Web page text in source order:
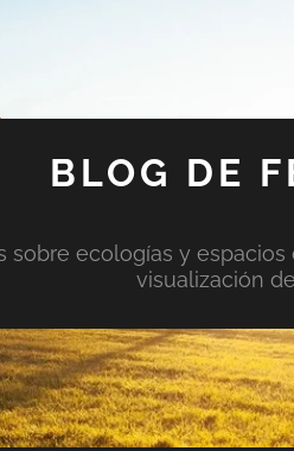
BLOG DE
sobre ecologías y
visualización